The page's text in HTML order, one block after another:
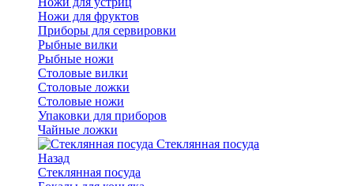
Ножи для фруктов
Приборы для сервировки
Рыбные вилки
Рыбные ножи
Столовые вилки
Столовые ложки
Столовые ножи
Упаковки для приборов
Чайные ложки
Стеклянная посуда
Назад
Стеклянная посуда